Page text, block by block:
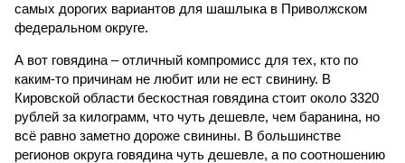
самых дорогих вариантов для шашлыка в Приволжском
федеральном округе.
А вот говядина – отличный компромисс для тех, кто по
каким-то причинам не любит или не ест свинину. В
Кировской области бескостная говядина стоит около 3320
рублей за килограмм, что чуть дешевле, чем баранина, но
всё равно заметно дороже свинины. В большинстве
регионов округа говядина чуть дешевле, а по соотношению